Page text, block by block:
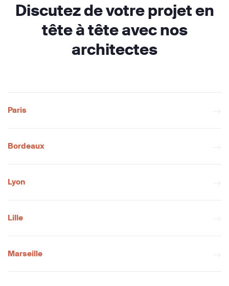
Discutez de votre projet en
tête à tête avec nos
architectes
Paris
Bordeaux
Lyon
Lille
Marseille